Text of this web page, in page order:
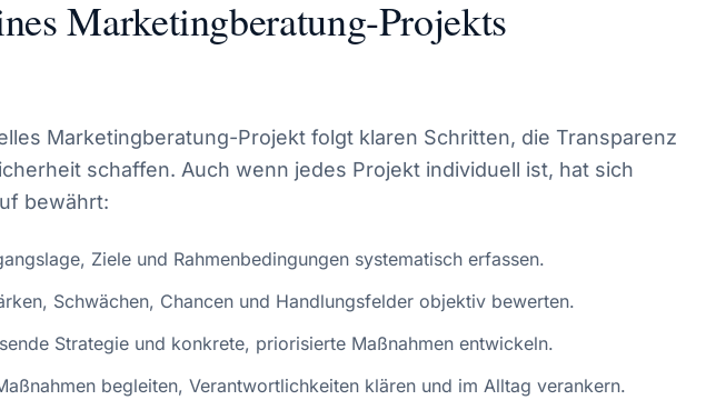
Marketingberatung-Projekts
Marketingberatung-Projekt folgt klaren Schritten, die Transparenz
schaffen. Auch wenn jedes Projekt individuell ist, hat sich
bewährt:
Ziele und Rahmenbedingungen systematisch erfassen.
Schwächen, Chancen und Handlungsfelder objektiv bewerten.
Strategie und konkrete, priorisierte Maßnahmen entwickeln.
begleiten, Verantwortlichkeiten klären und im Alltag verankern.